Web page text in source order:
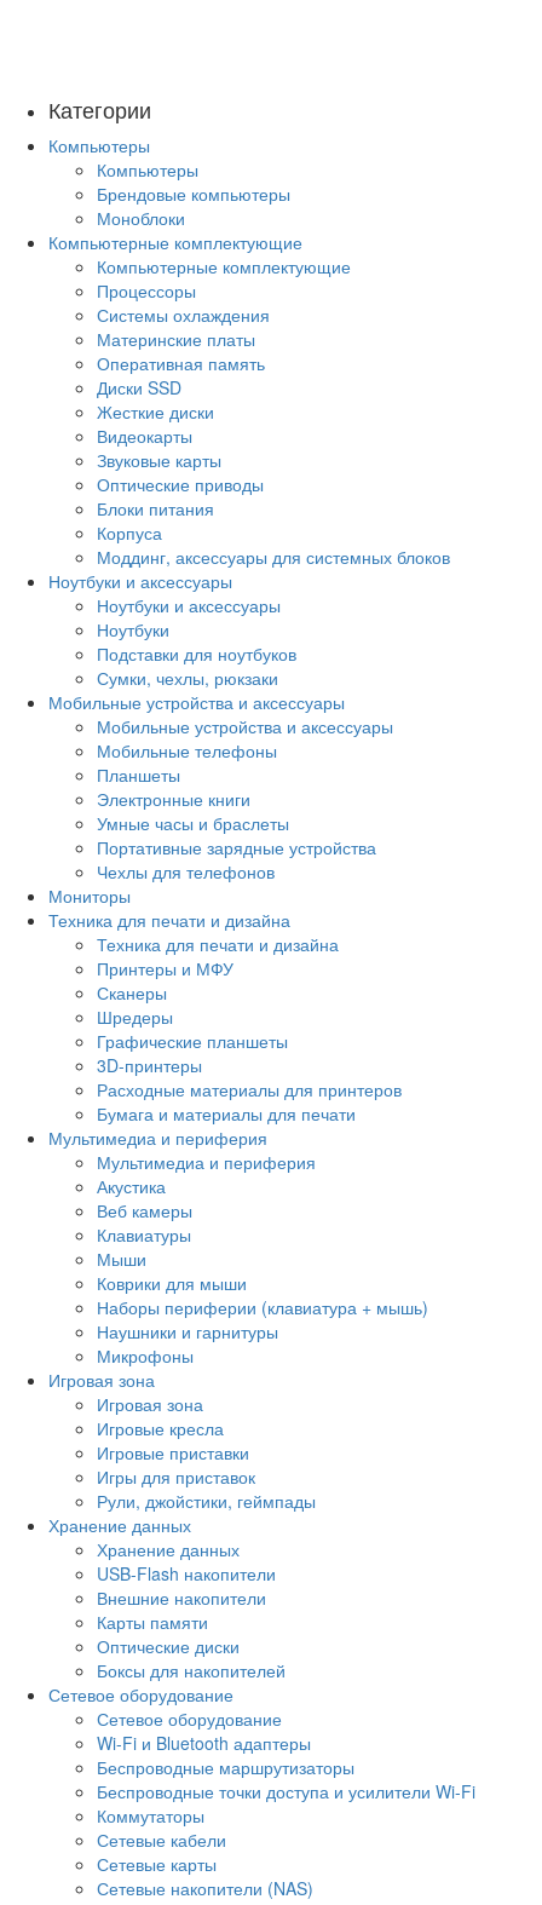
Категории
Компьютеры
Компьютеры
Брендовые компьютеры
Моноблоки
Компьютерные комплектующие
Компьютерные комплектующие
Процессоры
Системы охлаждения
Материнские платы
Оперативная память
Диски SSD
Жесткие диски
Видеокарты
Звуковые карты
Оптические приводы
Блоки питания
Корпуса
Моддинг, аксессуары для системных блоков
Ноутбуки и аксессуары
Ноутбуки и аксессуары
Ноутбуки
Подставки для ноутбуков
Сумки, чехлы, рюкзаки
Мобильные устройства и аксессуары
Мобильные устройства и аксессуары
Мобильные телефоны
Планшеты
Электронные книги
Умные часы и браслеты
Портативные зарядные устройства
Чехлы для телефонов
Мониторы
Техника для печати и дизайна
Техника для печати и дизайна
Принтеры и МФУ
Сканеры
Шредеры
Графические планшеты
3D-принтеры
Расходные материалы для принтеров
Бумага и материалы для печати
Мультимедиа и периферия
Мультимедиа и периферия
Акустика
Веб камеры
Клавиатуры
Мыши
Коврики для мыши
Наборы периферии (клавиатура + мышь)
Наушники и гарнитуры
Микрофоны
Игровая зона
Игровая зона
Игровые кресла
Игровые приставки
Игры для приставок
Рули, джойстики, геймпады
Хранение данных
Хранение данных
USB-Flash накопители
Внешние накопители
Карты памяти
Оптические диски
Боксы для накопителей
Сетевое оборудование
Сетевое оборудование
Wi-Fi и Bluetooth адаптеры
Беспроводные маршрутизаторы
Беспроводные точки доступа и усилители Wi-Fi
Коммутаторы
Сетевые кабели
Сетевые карты
Сетевые накопители (NAS)